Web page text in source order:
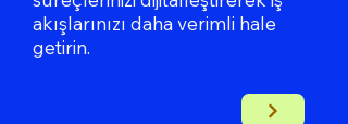
akışlarınızı daha verimli hale
getirin.